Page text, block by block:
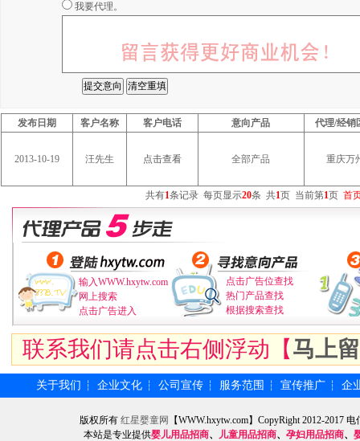
我要代理。
发布日期 客户名称 客户电话 意向产品 代理/经销
2013-10-19 汪先生 点击查看 全部产品 重庆万
共有1条记录 每页显示20条 共1页 当前第1页 首
输入WWW.hxytw.com
网上搜索
点击广告进入
点击广告位查找
热门产品查找
根据搜索查找
联系我们请点击右侧浮动【马上
关于我们 ┆ 企业文化 ┆ 公司宣传 ┆ 服务范围 ┆ 宣传推广 ┆ 企
版权所有 红星婴童网
【WWW.hxytw.com】CopyRight 2012-2017
本站是专业提供婴儿用品招商、 儿童用品招商、 孕妇用品招商、